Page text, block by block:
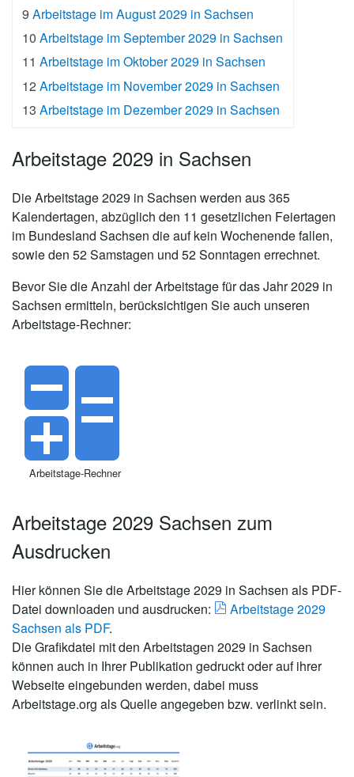
9 Arbeitstage im August 2029 in Sachsen
10 Arbeitstage im September 2029 in Sachsen
11 Arbeitstage im Oktober 2029 in Sachsen
12 Arbeitstage im November 2029 in Sachsen
13 Arbeitstage im Dezember 2029 in Sachsen
Arbeitstage 2029 in Sachsen
DieArbeitstage 2029 in Sachsen werden aus 365
Kalendertagen, abzüglich den 11 gesetzlichen Feiertagen
im Bundesland Sachsen die auf kein Wochenende fallen,
sowie den 52 Samstagen und 52 Sonntagen errechnet.
Bevor Sie die Anzahl der Arbeitstage für das Jahr 2029 in
Sachsen ermitteln, berücksichtigen Sie auch unseren
Arbeitstage-Rechner:
Arbeitstage-Rechner
Arbeitstage 2029 Sachsen zum
Ausdrucken
Hier können Sie die Arbeitstage 2029 in Sachsen als PDF-
Datei downloaden und ausdrucken:
Arbeitstage 2029
Sachsen als PDF.
Die Grafikdatei mit den Arbeitstagen 2029 in Sachsen
können auch in Ihrer Publikation gedruckt oder auf ihrer
Webseite eingebunden werden, dabei muss
Arbeitstage.org als Quelle angegeben bzw. verlinkt sein.